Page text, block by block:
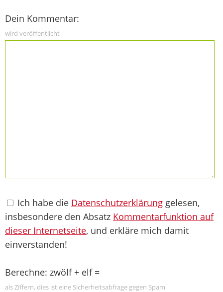
Dein Kommentar:
wird veröffentlicht
Ich habe die Datenschutzerklärung gelesen,
insbesondere den Absatz Kommentarfunktion auf
dieser Internetseite, und erkläre mich damit
einverstanden!
Berechne: zwölf + elf =
als Ziffern, dies ist eine Sicherheitsabfrage gegen Spam